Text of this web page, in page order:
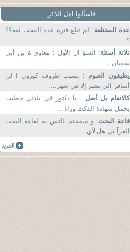
فاسألوا اهل الذكر
عدة المختلعة: كم تبلغ فترة عدة المخت لعة؟؟
؟ ...
ثلاثة أسئلة: السؤ ال الأول : معاوي ة بن أبي
سفيان ، ...
يطيقون الصوم : بسبب ظروف كورون ا لن
أسافر الى مصر إلا في شهر...
كالانعام بل أضل : يا دكتور في بلدتي خطيب
يحمل شهادة الدكت وراة ...
قاعة البحث: و سمحتم بالتس بة لقاعة البحث
القرآ ني هل لأي...